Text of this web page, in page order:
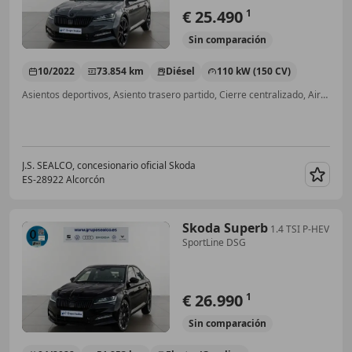
€ 25.490 1
Sin comparación
10/2022 73.854 km Diésel
110 kW (150 CV)
Asientos deportivos, Asiento trasero partido, Cierre centralizado, Airbag del conductor, Sensor de lluvia, Airbags laterales, Ventanas tintadas, Dirección asistida
J.S. SEALCO, concesionario oficial Skoda
ES-28922 Alcorcón
Skoda Superb 1.4 TSI P-HEV
SportLine DSG
€ 26.990 1
Sin comparación